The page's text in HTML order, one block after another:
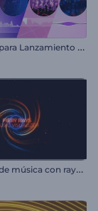
V
isualizador para Lanzamiento de Álbum de Música
V
isualizador de música con rayos ardientes